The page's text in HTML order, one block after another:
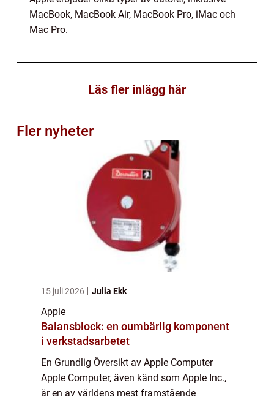
MacBook, MacBook Air, MacBook Pro, iMac och
Mac Pro.
Läs fler inlägg här
Fler nyheter
15 juli 2026 Julia Ekk
Apple
Balansblock: en oumbärlig komponent
i verkstadsarbetet
En Grundlig Översikt av Apple Computer
Apple Computer, även känd som Apple Inc.,
är en av världens mest framstående